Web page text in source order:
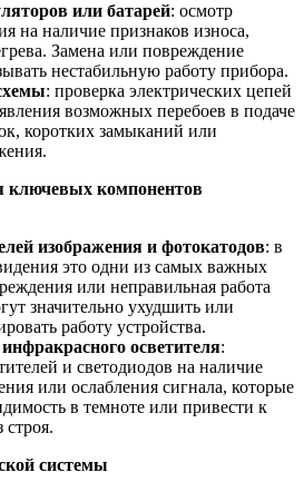
или батарей: осмотр
на наличие признаков износа,
Замена или повреждение
нестабильную работу прибора.
: проверка электрических цепей
возможных перебоев в подаче
коротких замыканий или
ключевых компонентов
изображения и фотокатодов: в
это одни из самых важных
или неправильная работа
значительно ухудшить или
работу устройства.
осветителя:
и светодиодов на наличие
или ослабления сигнала, которые
в темноте или привести к
строя.
системы